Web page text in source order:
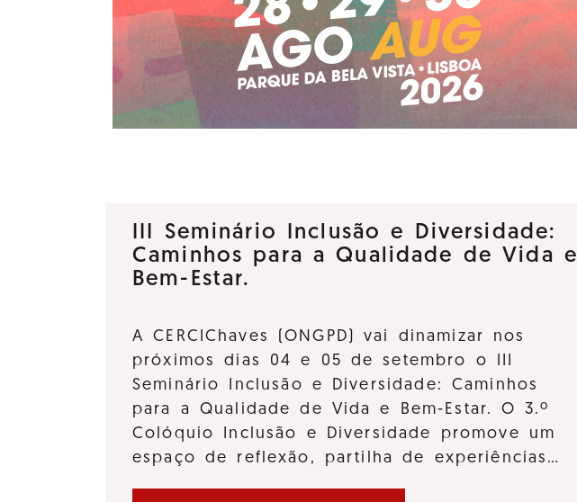
III Seminário Inclusão e Diversidade:
Caminhos para a Qualidade de Vida e
Bem-Estar.
A CERCIChaves (ONGPD) vai dinamizar nos
próximos dias 04 e 05 de setembro o III
Seminário Inclusão e Diversidade: Caminhos
para a Qualidade de Vida e Bem-Estar. O 3.º
Colóquio Inclusão e Diversidade promove um
espaço de reflexão, partilha de experiências…